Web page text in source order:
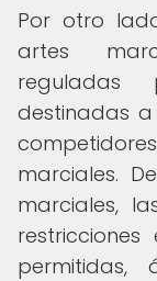
Por otro
artes
reguladas
destinadas
marciales.
marciales,